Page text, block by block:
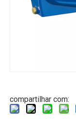
compartilhar com: